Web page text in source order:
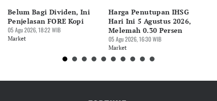
Belum Bagi Dividen, Ini
Penjelasan FORE Kopi
05 Agu 2026, 18:22 WIB
Market
Harga Penutupan IHSG
Hari Ini 5 Agustus 2026,
Melemah 0.30 Persen
05 Agu 2026, 16:30 WIB
Market